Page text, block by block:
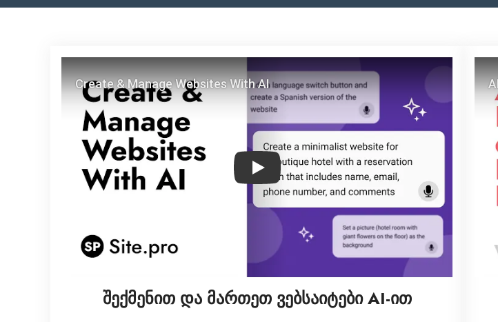
Play
შექმენით და მართეთ ვებსაიტები AI‑ით